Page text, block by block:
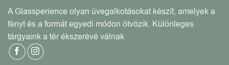
A Glassperience olyan üvegalkotásokat készít, amelyek a
fényt és a formát egyedi módon ötvözik. Különleges
tárgyaink a tér ékszerévé válnak